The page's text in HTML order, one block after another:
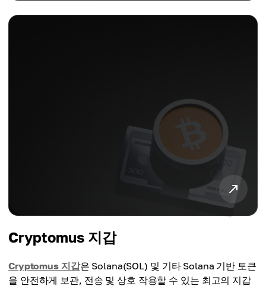
Cryptomus 지갑
Cryptomus 지갑은 Solana(SOL) 및 기타 Solana 기반 토큰
을 안전하게 보관, 전송 및 상호 작용할 수 있는 최고의 지갑